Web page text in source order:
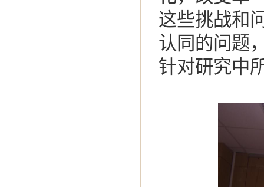
这些挑战和
认同的问题
针对研究中